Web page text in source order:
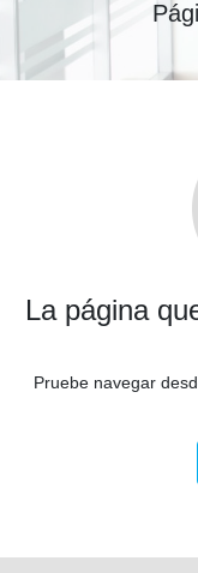
La página
Pruebe navegar